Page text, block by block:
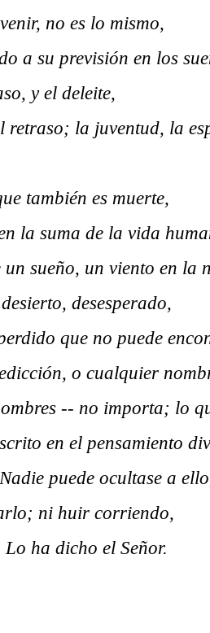
no es lo mismo,
a su previsión en los
y el deleite,
retraso; la juventud, la
también es muerte,
la suma de la vida
un sueño, un viento en la
desesperado,
que no puede
o cualquier
-- no importa; lo
en el pensamiento
puede ocultase a
ni huir corriendo,
Lo ha dicho el Señor.